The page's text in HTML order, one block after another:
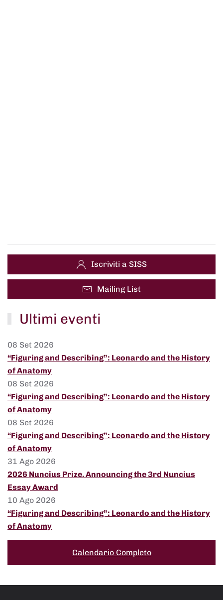
Iscriviti a SISS
Mailing List
Ultimi eventi
08 Set 2026
“Figuring and Describing”: Leonardo and the History
of Anatomy
08 Set 2026
“Figuring and Describing”: Leonardo and the History
of Anatomy
08 Set 2026
“Figuring and Describing”: Leonardo and the History
of Anatomy
31 Ago 2026
2026 Nuncius Prize. Announcing the 3rd Nuncius
Essay Award
10 Ago 2026
“Figuring and Describing”: Leonardo and the History
of Anatomy
Calendario Completo